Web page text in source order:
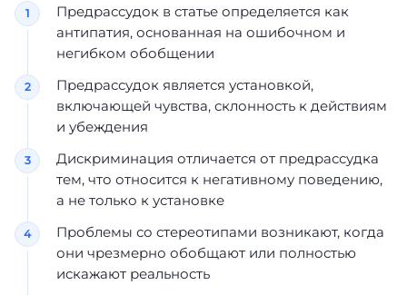
Предрассудок в статье определяется как
антипатия, основанная на ошибочном и
негибком обобщении
Предрассудок является установкой,
включающей чувства, склонность к действиям
и убеждения
Дискриминация отличается от предрассудка
тем, что относится к негативному поведению,
а не только к установке
Проблемы со стереотипами возникают, когда
они чрезмерно обобщают или полностью
искажают реальность